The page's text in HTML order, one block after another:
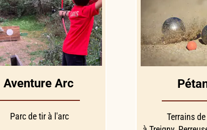
Aventure Arc
Parc de tir à l'arc
Terrains